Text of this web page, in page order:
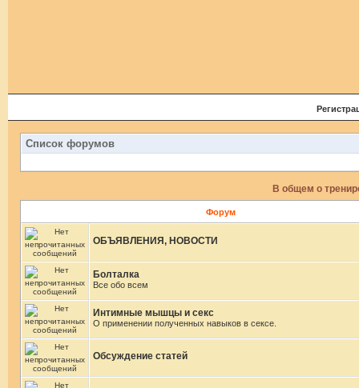
Список форумов
В общем о
Форум
ОБЪЯВЛЕНИЯ, НОВОСТИ
Болталка
Все обо всем
Интимные мышцы и секс
О применении полученных навыков в сексе.
Обсуждение статей